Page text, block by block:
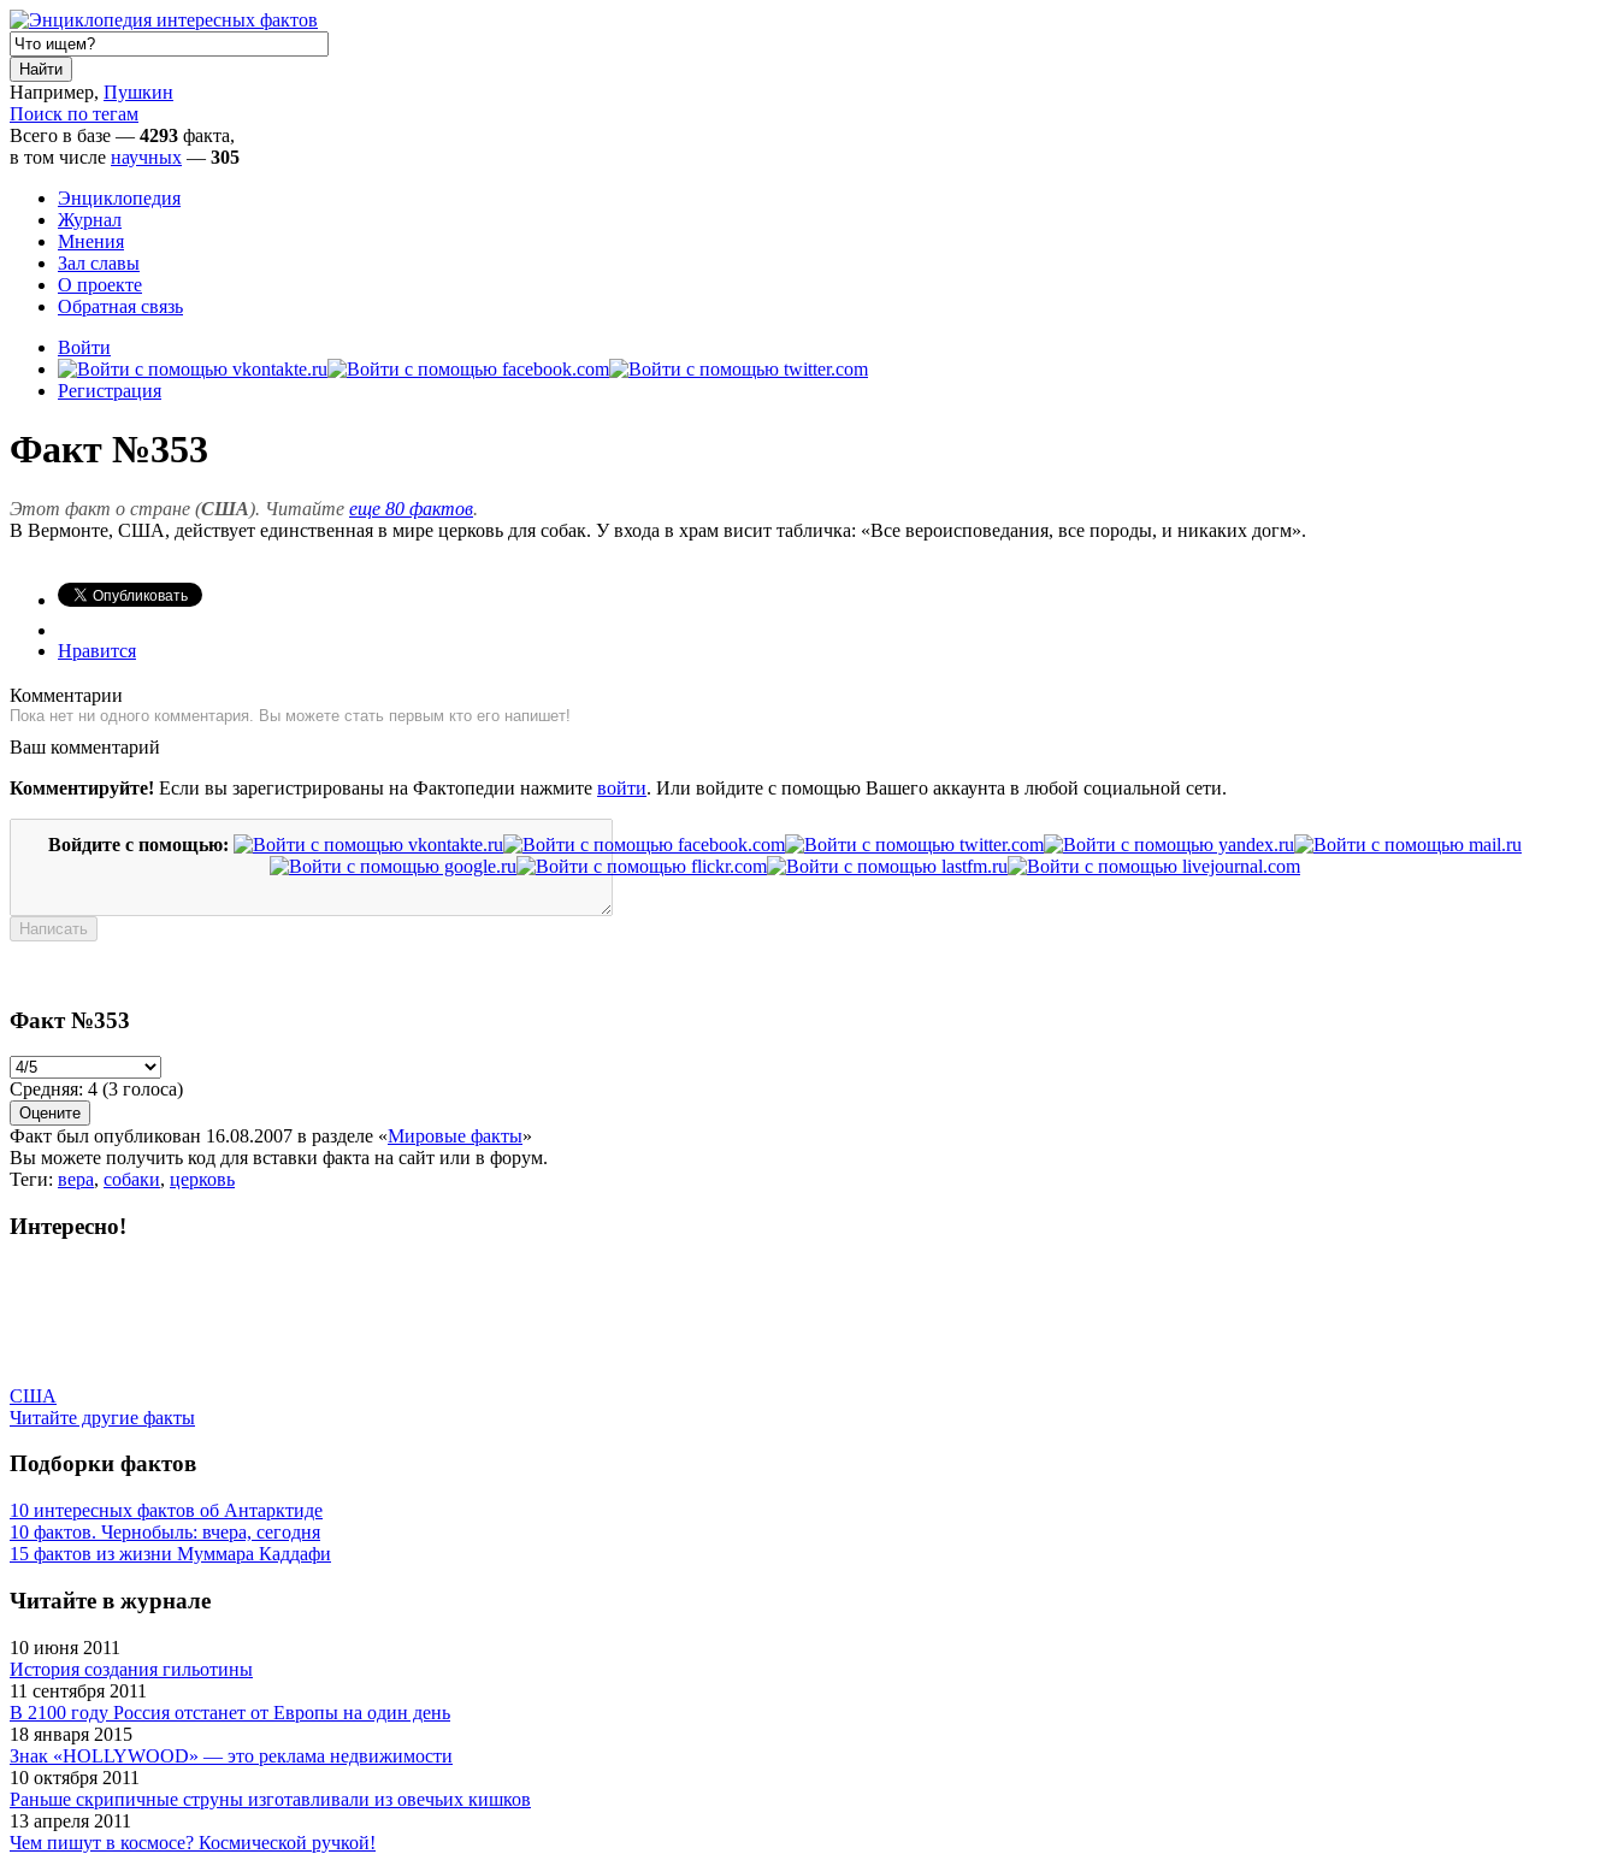
Например, Пушкин
Поиск по тегам
Всего в базе — 4293 факта,
в том числе научных — 305
Энциклопедия
Журнал
Мнения
Зал славы
О проекте
Обратная связь
Войти
Регистрация
Факт №353
Этот факт о стране (США). Читайте еще 80 фактов.
В Вермонте, США, действует единственная в мире церковь для собак. У входа в храм висит табличка: «Все вероисповедания, все породы, и никаких догм».
Нравится
Комментарии
Пока нет ни одного комментария. Вы можете стать первым кто его напишет!
Ваш комментарий
Комментируйте! Если вы зарегистрированы на Фактопедии нажмите войти. Или войдите с помощью Вашего аккаунта в любой социальной сети.
Войдите с помощью:
Факт №353
Средняя: 4 (3 голоса)
Факт был опубликован 16.08.2007 в разделе «Мировые факты»
Вы можете получить код для вставки факта на сайт или в форум.
Теги: вера, собаки, церковь
Интересно!
США
Читайте другие факты
Подборки фактов
10 интересных фактов об Антарктиде
10 фактов. Чернобыль: вчера, сегодня
15 фактов из жизни Муммара Каддафи
Читайте в журнале
10 июня 2011
История создания гильотины
11 сентября 2011
В 2100 году Россия отстанет от Европы на один день
18 января 2015
Знак «HOLLYWOOD» — это реклама недвижимости
10 октября 2011
Раньше скрипичные струны изготавливали из овечьих кишков
13 апреля 2011
Чем пишут в космосе? Космической ручкой!